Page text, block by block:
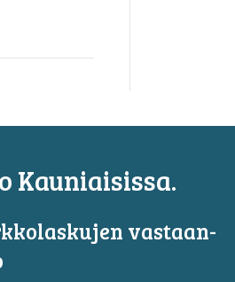
Kauniaisissa.
vastaan­